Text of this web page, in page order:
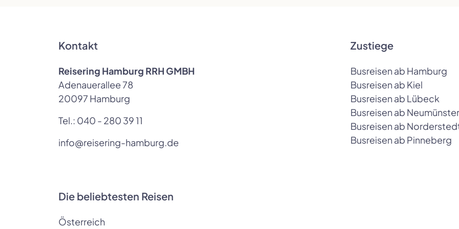
Kontakt
Reisering Hamburg RRH GMBH
Adenauerallee 78
20097 Hamburg
Tel.: 040 - 280 39 11
info@reisering-hamburg.de
Die beliebtesten Reisen
Österreich
Zustiege
Busreisen ab Hamburg
Busreisen ab Kiel
Busreisen ab Lübeck
Busreisen ab Neumünster
Busreisen ab
Busreisen ab Pinneberg